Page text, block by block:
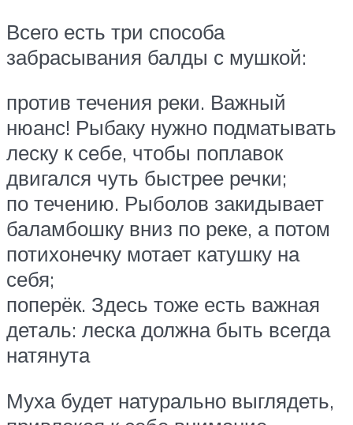
Всего есть три способа
забрасывания балды с мушкой:
против течения реки. Важный
нюанс! Рыбаку нужно подматывать
леску к себе, чтобы поплавок
двигался чуть быстрее речки;
по течению. Рыболов закидывает
баламбошку вниз по реке, а потом
потихонечку мотает катушку на
себя;
поперёк. Здесь тоже есть важная
деталь: леска должна быть всегда
натянута
Муха будет натурально выглядеть,